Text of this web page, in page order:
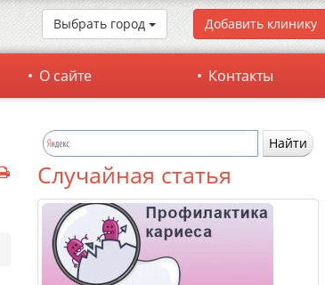
Случайная статья
Выбрать город Добавить клинику
О сайте Контакты